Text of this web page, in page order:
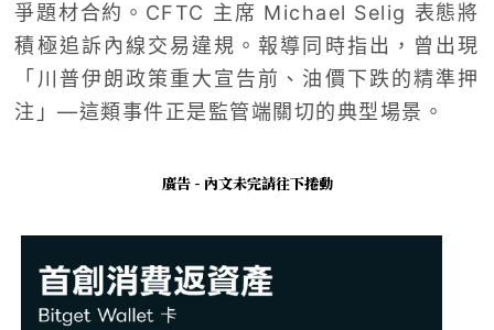
爭題材合約。CFTC 主席 Michael Selig 表態將
積極追訴內線交易違規。報導同時指出，曾出現
「川普伊朗政策重大宣告前、油價下跌的精準押
注」—這類事件正是監管端關切的典型場景。
廣告 - 內文未完請往下捲動